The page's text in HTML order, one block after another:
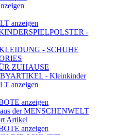
anzeigen
-
- SCHUHE
ZUHAUSE
- Kleinkinder
anzeigen
anzeigen
der MENSCHENWELT
Artikel
anzeigen